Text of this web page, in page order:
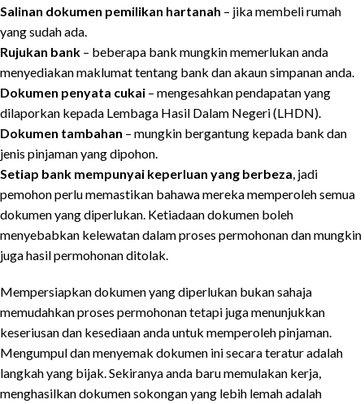
Salinan dokumen pemilikan hartanah – jika membeli rumah
yang sudah ada.
Rujukan bank – beberapa bank mungkin memerlukan anda
menyediakan maklumat tentang bank dan akaun simpanan anda.
Dokumen penyata cukai – mengesahkan pendapatan yang
dilaporkan kepada Lembaga Hasil Dalam Negeri (LHDN).
Dokumen tambahan – mungkin bergantung kepada bank dan
jenis pinjaman yang dipohon.
Setiap bank mempunyai keperluan yang berbeza , jadi
pemohon perlu memastikan bahawa mereka memperoleh semua
dokumen yang diperlukan. Ketiadaan dokumen boleh
menyebabkan kelewatan dalam proses permohonan dan mungkin
juga hasil permohonan ditolak.
Mempersiapkan dokumen yang diperlukan bukan sahaja
memudahkan proses permohonan tetapi juga menunjukkan
keseriusan dan kesediaan anda untuk memperoleh pinjaman.
Mengumpul dan menyemak dokumen ini secara teratur adalah
langkah yang bijak. Sekiranya anda baru memulakan kerja,
menghasilkan dokumen sokongan yang lebih lemah adalah